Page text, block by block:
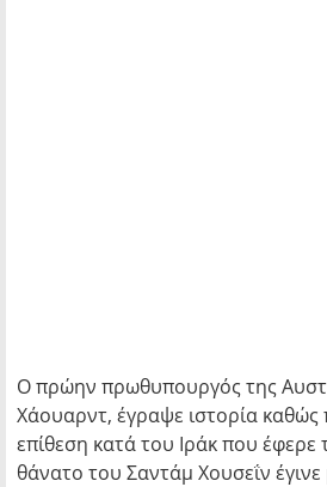
Ο πρώην πρωθυπουργός της
Χάουαρντ, έγραψε ιστορία καθώς
επίθεση κατά του Ιράκ που έφερε
θάνατο του Σαντάμ Χουσεΐν έγινε